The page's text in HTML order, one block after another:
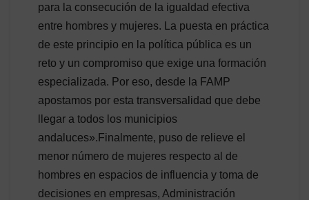
para la consecución de la igualdad efectiva
entre hombres y mujeres. La puesta en práctica
de este principio en la política pública es un
reto y un compromiso que exige una formación
especializada. Por eso, desde la FAMP
apostamos por esta transversalidad que debe
llegar a todos los municipios
andaluces».Finalmente, puso de relieve el
menor número de mujeres respecto al de
hombres en espacios de influencia y toma de
decisiones en empresas, Administración